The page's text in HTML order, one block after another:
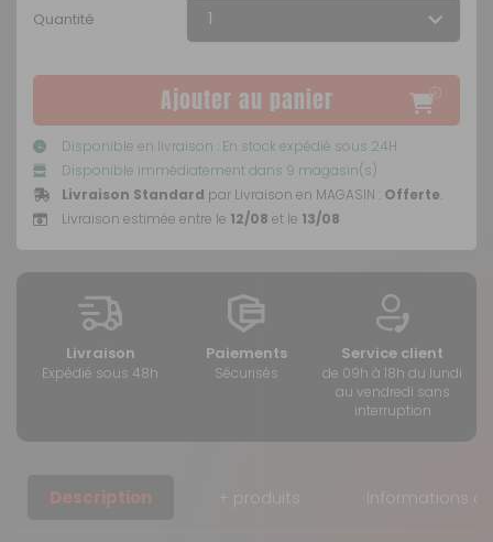
Quantité
Ajouter au panier
Disponible en livraison : En stock expédié sous 24H
Disponible immédiatement dans 9 magasin(s)
Livraison Standard par Livraison en MAGASIN : Offerte
Livraison estimée entre le 12/08 et le 13/08
Livraison
Expédié sous 48h
Paiements
Sécurisés
Service client
de 09h à 18h du lundi
au vendredi sans
interruption
Description + produits Informations